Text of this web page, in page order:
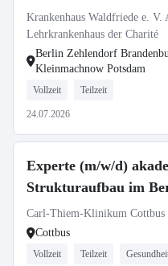
Krankenpfleger
Krankenhaus Waldfriede e. V.
Lehrkrankenhaus der Charité
Berlin Zehlendorf
Kleinmachnow Potsdam
Vollzeit Teilzeit
24.07.2026
Experte (m/w/d)
Strukturaufbau im
Carl-Thiem-Klinikum Cottbus
Cottbus
Vollzeit Teilzeit